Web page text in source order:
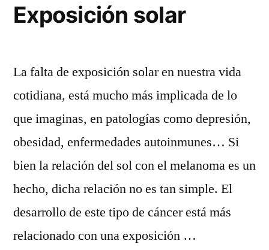
Exposición solar
La falta de exposición solar en nuestra vida
cotidiana, está mucho más implicada de lo
que imaginas, en patologías como depresión,
obesidad, enfermedades autoinmunes… Si
bien la relación del sol con el melanoma es un
hecho, dicha relación no es tan simple. El
desarrollo de este tipo de cáncer está más
relacionado con una exposición …